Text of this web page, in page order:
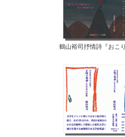
鶴山裕司抒情詩『おこ